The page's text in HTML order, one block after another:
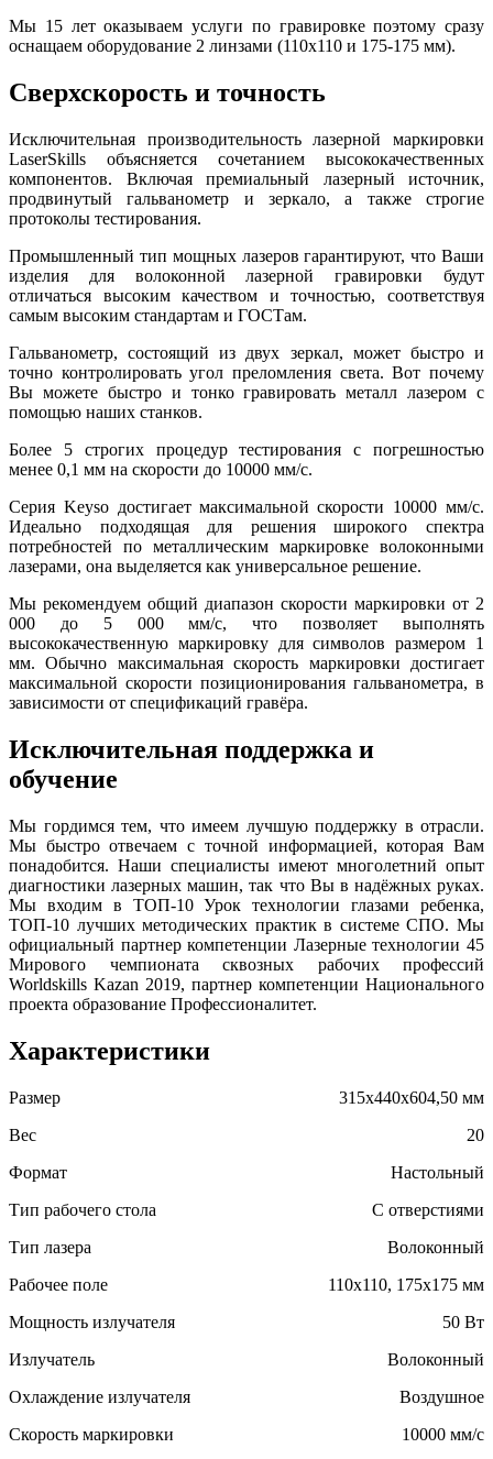
Мы 15 лет оказываем услуги по гравировке поэтому сразу
оснащаем оборудование 2 линзами (110х110 и 175-175 мм).
Сверхскорость и точность
Исключительная производительность лазерной маркировки
LaserSkills объясняется сочетанием высококачественных
компонентов. Включая премиальный лазерный источник,
продвинутый гальванометр и зеркало, а также строгие
протоколы тестирования.
Промышленный тип мощных лазеров гарантируют, что Ваши
изделия для волоконной лазерной гравировки будут
отличаться высоким качеством и точностью, соответствуя
самым высоким стандартам и ГОСТам.
Гальванометр, состоящий из двух зеркал, может быстро и
точно контролировать угол преломления света. Вот почему
Вы можете быстро и тонко гравировать металл лазером с
помощью наших станков.
Более 5 строгих процедур тестирования с погрешностью
менее 0,1 мм на скорости до 10000 мм/с.
Cерия Keyso достигает максимальной скорости 10000 мм/с.
Идеально подходящая для решения широкого спектра
потребностей по металлическим маркировке волоконными
лазерами, она выделяется как универсальное решение.
Мы рекомендуем общий диапазон скорости маркировки от 2
000 до 5 000 мм/с, что позволяет выполнять
высококачественную маркировку для символов размером 1
мм. Обычно максимальная скорость маркировки достигает
максимальной скорости позиционирования гальванометра, в
зависимости от спецификаций гравёра.
Исключительная поддержка и
обучение
Мы гордимся тем, что имеем лучшую поддержку в отрасли.
Мы быстро отвечаем с точной информацией, которая Вам
понадобится. Наши специалисты имеют многолетний опыт
диагностики лазерных машин, так что Вы в надёжных руках.
Мы входим в ТОП-10 Урок технологии глазами ребенка,
ТОП-10 лучших методических практик в системе СПО. Мы
официальный партнер компетенции Лазерные технологии 45
Мирового чемпионата сквозных рабочих профессий
Worldskills Kazan 2019, партнер компетенции Национального
проекта образование Профессионалитет.
Характеристики
Размер
315х440х604,50 мм
Вес
20
Формат
Настольный
Тип рабочего стола
С отверстиями
Тип лазера
Волоконный
Рабочее поле
110х110, 175х175 мм
Мощность излучателя
50 Вт
Излучатель
Волоконный
Охлаждение излучателя
Воздушное
Скорость маркировки
10000 мм/с